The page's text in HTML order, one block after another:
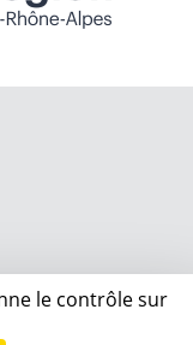
le contrôle sur